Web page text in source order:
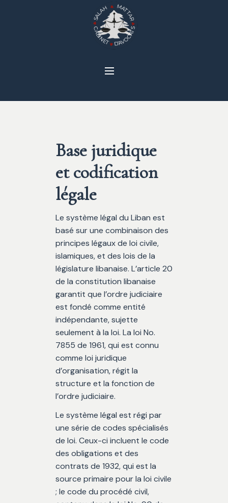
Base juridique
et codification
légale
Le système légal du Liban est
basé sur une combinaison des
principes légaux de loi civile,
islamiques, et des lois de la
législature libanaise. L’article 20
de la constitution libanaise
garantit que l’ordre judiciaire
est fondé comme entité
indépendante, sujette
seulement à la loi. La loi No.
7855 de 1961, qui est connu
comme loi juridique
d’organisation, régit la
structure et la fonction de
l’ordre judiciaire.
Le système légal est régi par
une série de codes spécialisés
de loi. Ceux-ci incluent le code
des obligations et des
contrats de 1932, qui est la
source primaire pour la loi civile
; le code du procédé civil,